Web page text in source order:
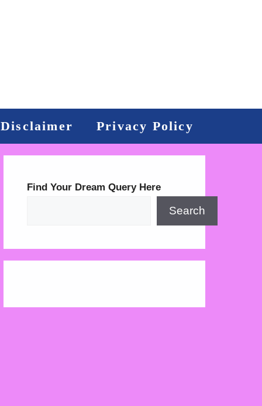
Disclaimer Privacy Policy
Find Your Dream Query Here
Search